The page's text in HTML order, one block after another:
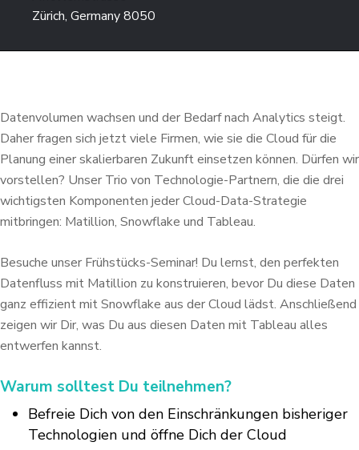
Zürich, Germany 8050
Datenvolumen wachsen und der Bedarf nach Analytics steigt.
Daher fragen sich jetzt viele Firmen, wie sie die Cloud für die
Planung einer skalierbaren Zukunft einsetzen können. Dürfen wir
vorstellen? Unser Trio von Technologie-Partnern, die die drei
wichtigsten Komponenten jeder Cloud-Data-Strategie
mitbringen: Matillion, Snowflake und Tableau.
Besuche unser Frühstücks-Seminar! Du lernst, den perfekten
Datenfluss mit Matillion zu konstruieren, bevor Du diese Daten
ganz effizient mit Snowflake aus der Cloud lädst. Anschließend
zeigen wir Dir, was Du aus diesen Daten mit Tableau alles
entwerfen kannst.
Warum solltest Du teilnehmen?
Befreie Dich von den Einschränkungen bisheriger
Technologien und öffne Dich der Cloud